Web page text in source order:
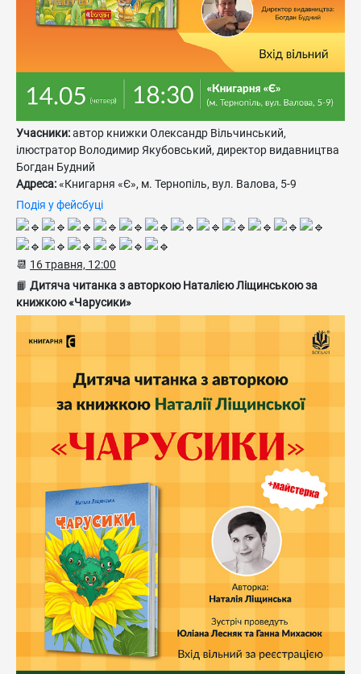
Учасники:автор книжки Олександр Вільчинський,
ілюстратор Володимир Якубовський, директор видавництва
Богдан Будний
Адреса:«Книгарня «Є», м. Тернопіль, вул. Валова, 5-9
Подія у фейсбуці
📆 16 травня, 12:00
📙 Дитяча читанка з авторкою Наталією Ліщинською за
книжкою «Чарусики»